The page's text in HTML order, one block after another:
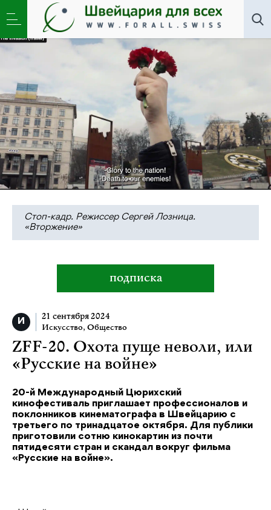
Искусство Новости,Общество»ZFF-20. Охота
пуще неволи, или «Русские на войне»
Стоп-кадр. Режиссер Сергей Лозница.
«Вторжение»
подписка
21 сентября 2024
Искусство, Общество
ZFF-20. Охота пуще неволи, или
«Русские на войне»
20-й Международный Цюрихский
кинофестиваль приглашает профессионалов и
поклонников кинематографа в Швейцарию с
третьего по тринадцатое октября. Для публики
приготовили сотню кинокартин из почти
пятидесяти стран и скандал вокруг фильма
«Русские на войне».